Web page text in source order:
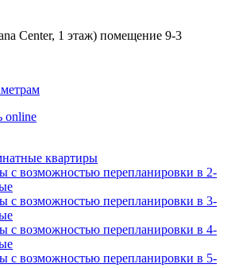
Center, 1 этаж) помещение 9-3
online
квартиры
с возможностью перепланировки в 2-
с возможностью перепланировки в 3-
с возможностью перепланировки в 4-
с возможностью перепланировки в 5-